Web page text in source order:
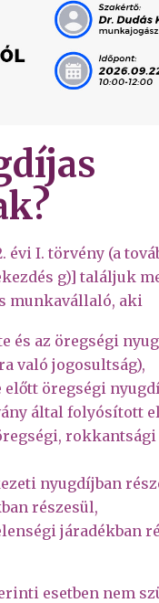
I. törvény (a
g)] találjuk
munkavállaló, aki
és az öregségi
való jogosultság),
öregségi
által folyósított
rokkantsági
nyugdíjban
részesül,
járadékban
esetben nem